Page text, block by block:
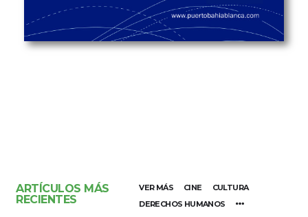
ARTÍCULOS MÁS
RECIENTES
VER MÁS CINE
CULTURA
DERECHOS HUMANOS